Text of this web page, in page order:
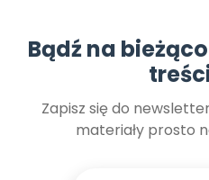
Bądź na
Zapisz się do
materiały prosto